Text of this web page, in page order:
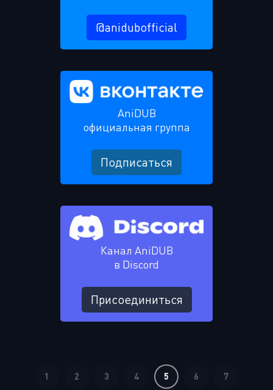
@anidubofficial
AniDUB
официальная группа
Подписаться
Канал AniDUB
в Discord
Присоединиться
1 2 3 4 5 6 7